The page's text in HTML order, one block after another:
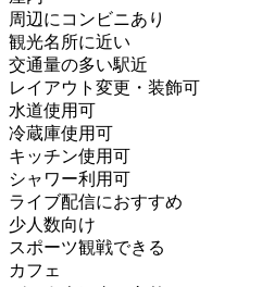
周辺にコンビニあり
観光名所に近い
交通量の多い駅近
レイアウト変更・装飾可
水道使用可
冷蔵庫使用可
キッチン使用可
シャワー利用可
ライブ配信におすすめ
少人数向け
スポーツ観戦できる
カフェ